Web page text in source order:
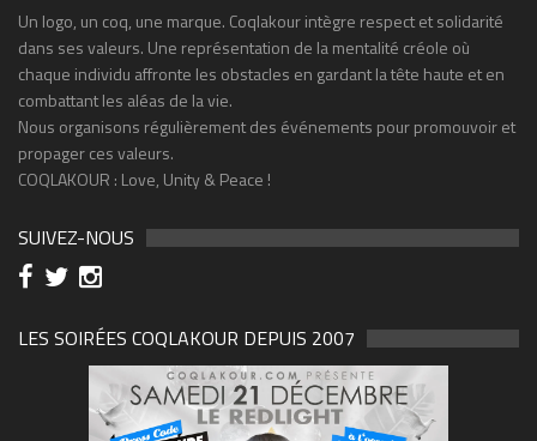
Un logo, un coq, une marque. Coqlakour intègre respect et solidarité
dans ses valeurs. Une représentation de la mentalité créole où
chaque individu affronte les obstacles en gardant la tête haute et en
combattant les aléas de la vie.
Nous organisons régulièrement des événements pour promouvoir et
propager ces valeurs.
COQLAKOUR : Love, Unity & Peace !
SUIVEZ-NOUS
LES SOIRÉES COQLAKOUR DEPUIS 2007